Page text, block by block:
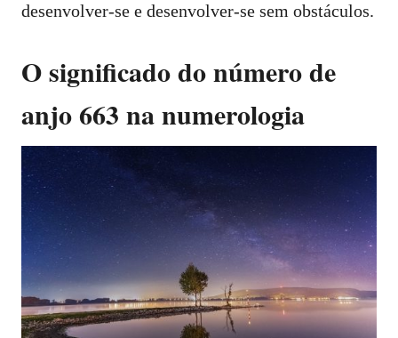
desenvolver-se e desenvolver-se sem obstáculos.
O significado do número de
anjo 663 na numerologia